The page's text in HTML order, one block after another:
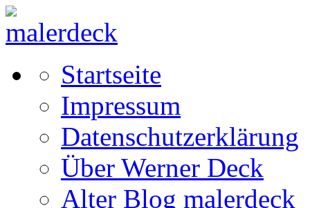
Startseite
Impressum
Datenschutzerklärung
Über Werner Deck
Alter Blog malerdeck